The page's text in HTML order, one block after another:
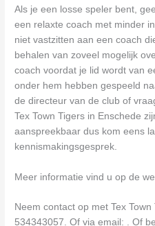
Als je een losse speler bent,
een relaxte coach met minder
niet vastzitten aan een coach
behalen van zoveel mogelijk
coach voordat je lid wordt van
onder hem hebben gespeeld
de directeur van de club of
Tex Town Tigers in Enschede
aanspreekbaar dus kom eens
kennismakingsgesprek.
Meer informatie vind u op de
Neem contact op met Tex
534343057. Of via email: . Of